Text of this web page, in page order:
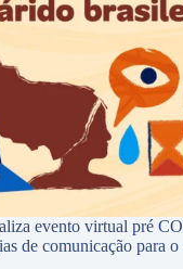
evento virtual pré
de comunicação para